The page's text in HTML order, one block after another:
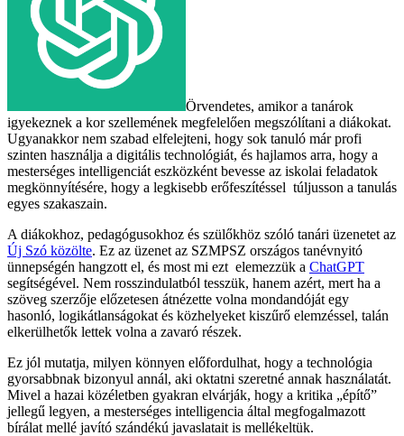
Örvendetes, amikor a tanárok
igyekeznek a kor szellemének megfelelően megszólítani a diákokat.
Ugyanakkor nem szabad elfelejteni, hogy sok tanuló már profi
szinten használja a digitális technológiát, és hajlamos arra, hogy a
mesterséges intelligenciát eszközként bevesse az iskolai feladatok
megkönnyítésére, hogy a legkisebb erőfeszítéssel túljusson a tanulás
egyes szakaszain.
A diákokhoz, pedagógusokhoz és szülőkhöz szóló tanári üzenetet az
Új Szó közölte. Ez az üzenet az SZMPSZ országos tanévnyitó
ünnepségén hangzott el, és most mi ezt elemezzük a ChatGPT
segítségével. Nem rosszindulatból tesszük, hanem azért, mert ha a
szöveg szerzője előzetesen átnézette volna mondandóját egy
hasonló, logikátlanságokat és közhelyeket kiszűrő elemzéssel, talán
elkerülhetők lettek volna a zavaró részek.
Ez jól mutatja, milyen könnyen előfordulhat, hogy a technológia
gyorsabbnak bizonyul annál, aki oktatni szeretné annak használatát.
Mivel a hazai közéletben gyakran elvárják, hogy a kritika „építő”
jellegű legyen, a mesterséges intelligencia által megfogalmazott
bírálat mellé javító szándékú javaslatait is mellékeltük.